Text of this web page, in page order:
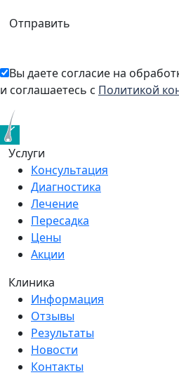
Отправить
Вы даете согласие на
и соглашаетесь с Политикой
Услуги
Консультация
Диагностика
Лечение
Пересадка
Цены
Акции
Клиника
Информация
Отзывы
Результаты
Новости
Контакты